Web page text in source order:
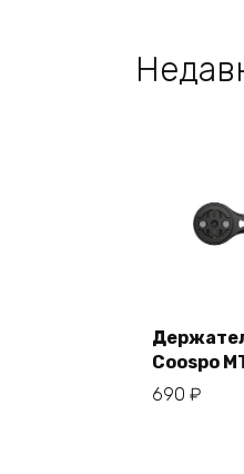
Coospo
690 ₽